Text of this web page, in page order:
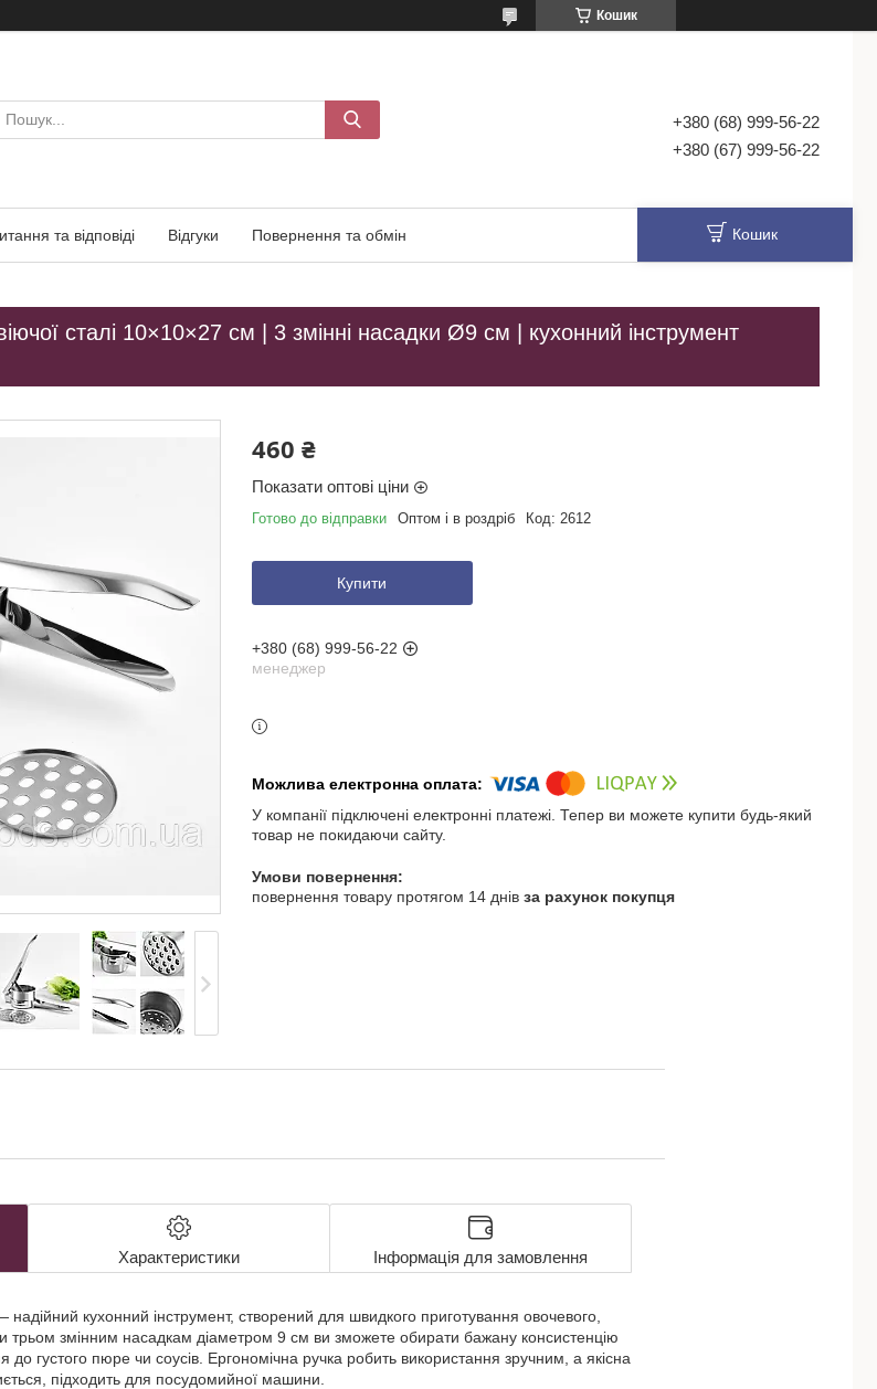
Кошик
+380 (68) 999-56-22
+380 (67) 999-56-22
та відповіді Відгуки Повернення та обмін Кошик
сталі 10×10×27 см | 3 змінні насадки Ø9 см | кухонний інструмент
460 ₴
Показати оптові ціни
Готово до відправки Оптом і в роздріб Код: 2612
Купити
+380 (68) 999-56-22
менеджер
У компанії підключені електронні платежі. Тепер ви можете купити будь-який
товар не покидаючи сайту.
повернення товару протягом 14 днів за рахунок покупця
Характеристики Інформація для замовлення
кухонний інструмент, створений для швидкого приготування овочевого,
трьом змінним насадкам діаметром 9 см ви зможете обирати бажану консистенцію
до густого пюре чи соусів. Ергономічна ручка робить використання зручним, а якісна
підходить для посудомийної машини.